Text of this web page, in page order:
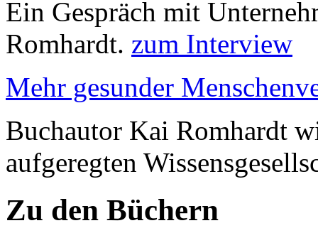
Ein Gespräch mit
Romhardt. zum Interview
Mehr gesunder
Buchautor Kai Romhardt
aufgeregten
Zu den Büchern